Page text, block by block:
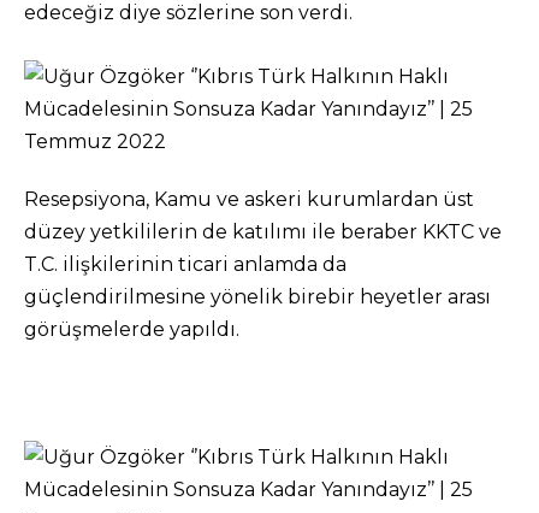
edeceğiz diye sözlerine son verdi.
Resepsiyona, Kamu ve askeri kurumlardan üst
düzey yetkililerin de katılımı ile beraber KKTC ve
T.C. ilişkilerinin ticari anlamda da
güçlendirilmesine yönelik birebir heyetler arası
görüşmelerde yapıldı.